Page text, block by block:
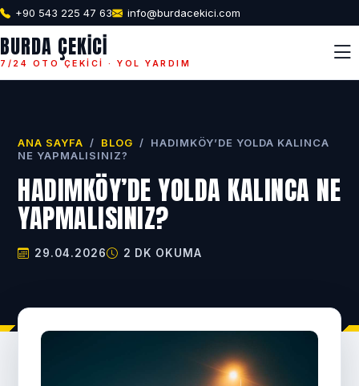
+90 543 225 47 63 info@burdacekici.com
BURDA ÇEKICI
7/24 OTO ÇEKICI · YOL YARDIM
ANA SAYFA / BLOG / HADIMKÖY’DE YOLDA KALINCA
NE YAPMALISINIZ?
HADIMKÖY’DE YOLDA KALINCA NE
YAPMALISINIZ?
29.04.2026 2 DK OKUMA